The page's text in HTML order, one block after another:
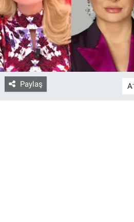
Paylaş A-
Gözden Kaçmasın
İletişim (Künye)